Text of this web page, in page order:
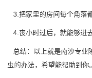
3.把家里的房间每个角落
4.丧小时过后，就能够进
总结：以上就是南沙专业
虫的办法，希望能帮助到你。